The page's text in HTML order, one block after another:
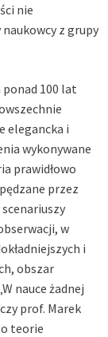
nie
z grupy
100 lat
elegancka i
wykonywane
prawidłowo
przez
w
i
obszar
nauce żadnej
prof. Marek
teorie